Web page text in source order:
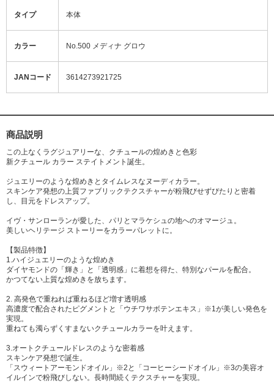
タイプ 本体
カラー No.500 メディナ グロウ
JANコード 3614273921725
商品説明
この上なくラグジュアリーな、クチュールの煌めきと色彩
新クチュール カラー ステイトメント誕生。
ジュエリーのような煌めきとタイムレスなヌーディカラー。
スキンケア発想の上質ファブリックテクスチャーが粉飛びせずぴたりと密着
し、目元をドレスアップ。
イヴ・サンローランが愛した、パリとマラケシュの地へのオマージュ。
美しいヘリテージ ストーリーをカラーパレットに。
【製品特徴】
1.ハイジュエリーのような煌めき
ダイヤモンドの「輝き」と「透明感」に着想を得た、特別なパールを配合。
かつてない上質な煌めきを放ちます。
2. 高発色で重ねれば重ねるほど増す透明感
高濃度で配合されたピグメントと「ウチワサボテンエキス」※1が美しい発色を
実現。
重ねても濁らずくすまないクチュールカラーを叶えます。
3.オートクチュールドレスのような密着感
スキンケア発想で誕生。
「スウィートアーモンドオイル」※2と「コーヒーシードオイル」※3の美容オ
イルインで粉飛びしない。長時間続くテクスチャーを実現。